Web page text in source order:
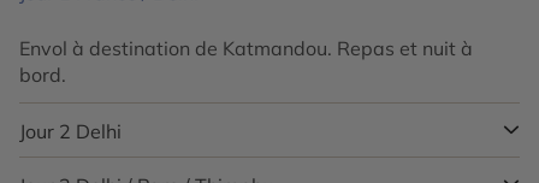
Envol à destination de Katmandou. Repas et nuit à
bord.
Jour 2 Delhi